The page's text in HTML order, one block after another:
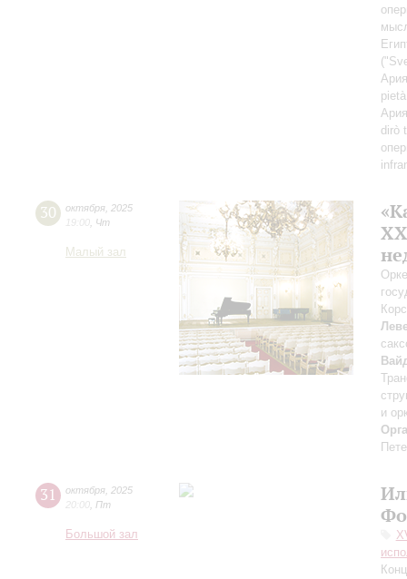
dirò
30 октября 2025
19:00 Чт
Малый зал
и
31 октября 2025
20:00 Пт
Большой зал